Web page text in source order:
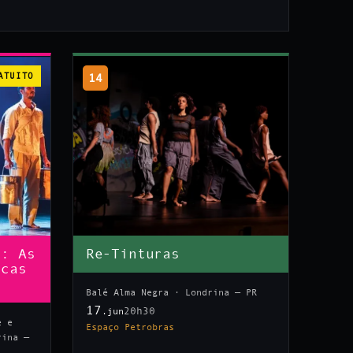
As
e
—
14
Re-Tinturas
Balé Alma Negra · Londrina — PR
17 .jun20h30
Espaço Petrobras